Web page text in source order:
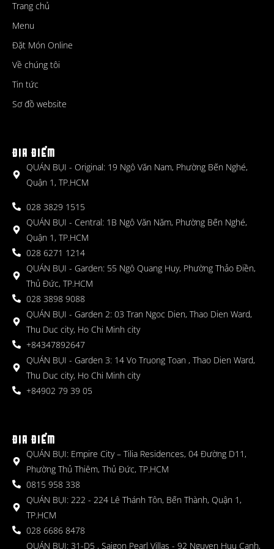
Trang chủ
Menu
Đặt Món Online
Về chúng tôi
Tin tức
Sơ đồ website
ĐỊA ĐIỂM
QUÁN BỤI - Original: 19 Ngô Văn Nam, Phường Bến Nghé,
Quận 1, TP.HCM
028 3829 1515
QUÁN BỤI - Central: 1B Ngô Văn Năm, Phường Bến Nghé,
Quận 1, TP.HCM
028 6271 1214
QUÁN BỤI - Garden: 55 Ngô Quang Huy, Phường Thảo Điền,
Thủ Đức, TP.HCM
028 3898 9088
QUÁN BỤI - Garden 2: 03 Tran Ngoc Dien, Thao Dien Ward,
Thu Duc city, Ho Chi Minh city
+84347892647
QUÁN BỤI - Garden 3: 14 Vo Truong Toan , Thao Dien Ward,
Thu Duc city, Ho Chi Minh city
+84902 79 39 05
ĐỊA ĐIỂM
QUÁN BỤI: Empire City – Tilia Residences, 04 Đường D11,
Phường Thủ Thiêm, Thủ Đức, TP.HCM
0815 958 338
QUÁN BỤI: 222 - 224 Lê Thánh Tôn, Bến Thành, Quận 1,
TP.HCM
028 6686 8478
QUÁN BỤI: 31-D5 , Saigon Pearl Villas - 92 Nguyen Huu Canh,